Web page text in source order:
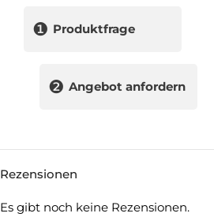
❶ Produktfrage
❷ Angebot anfordern
Rezensionen
Es gibt noch keine Rezensionen.